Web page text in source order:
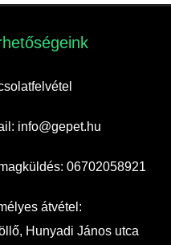
info@gepet.hu
06702058921
átvétel:
Hunyadi János utca